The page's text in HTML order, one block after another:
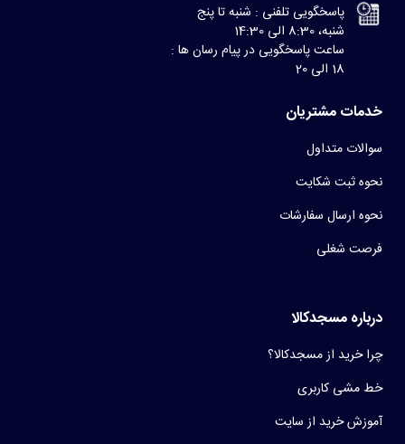
پاسخگویی تلفنی : شنبه تا پنج
شنبه، 8:30 الی 14:30
ساعت پاسخگویی در پیام رسان ها :
18 الی 20
خدمات مشتریان
سوالات متداول
نحوه ثبت شکایت
نحوه ارسال سفارشات
فرصت شغلی
درباره مسجدکالا
چرا خرید از مسجدکالا؟
خط مشی کاربری
آموزش خرید از سایت